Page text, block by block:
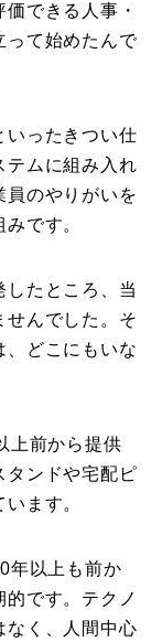
できる人事・
って始めたんで
いったきつい仕
テムに組み入れ
員のやりがいを
です。
したところ、当
せんでした。そ
、どこにもいな
上前から提供
タンドや宅配ピ
ます。
年以上も前か
です。テクノ
なく、人間中心